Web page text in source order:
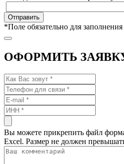
*Поле обязательно для заполнения
ОФОРМИТЬ
Вы можете прикрепить файл
Excel. Размер не должен